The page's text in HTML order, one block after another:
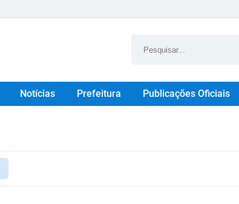
Notícias Prefeitura Publicações Oficiais